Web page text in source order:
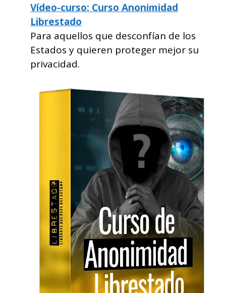
Vídeo-curso: Curso Anonimidad
Librestado
Para aquellos que desconfían de los
Estados y quieren proteger mejor su
privacidad.